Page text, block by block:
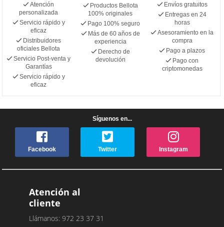
Atención
personalizada
Servicio rápido y
eficaz
Distribuidores
oficiales Bellota
Servicio Post-venta y
Garantías
Servicio rápido y
eficaz
Productos Bellota
100% originales
Pago 100% seguro
Más de 60 años de
experiencia
Derecho de
devolución
Envíos gratuitos
Entregas en 24
horas
Asesoramiento en la
compra
Pago a plazos
Pago con
criptomonedas
Síguenos en...
Facebook Twitter Instagram
Atención al
cliente
Llámanos: 972 23 37 31